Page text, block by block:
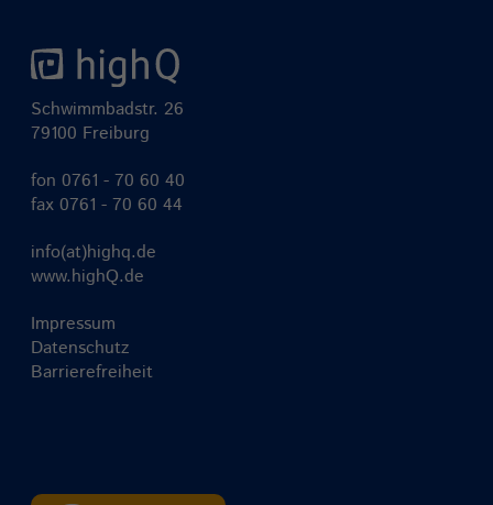
Schwimmbadstr. 26
79100 Freiburg
fon0761 - 70 60 40
fax 0761 - 70 60 44
info(at)highq.de
www.highQ.de
Impressum
Datenschutz
Barrierefreiheit